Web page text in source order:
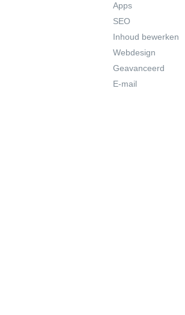
Apps
SEO
Inhoud bewerken
Webdesign
Geavanceerd
E-mail